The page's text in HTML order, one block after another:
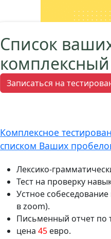
Список
комплексный
Записаться на
Комплексное
списком Ваших
Лексико-
Тест на проверку
Устное
в zoom).
Письменный отчет по
цена 45евро.